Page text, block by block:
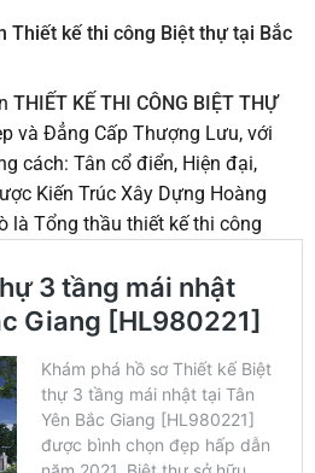
Thiết kế thi công Biệt thự tại Bắc
THIẾT KẾ THI CÔNG BIỆT THỰ
và Đẳng Cấp Thượng Lưu, với
cách: Tân cổ điển, Hiện đại,
Kiến Trúc Xây Dựng Hoàng
là Tổng thầu thiết kế thi công